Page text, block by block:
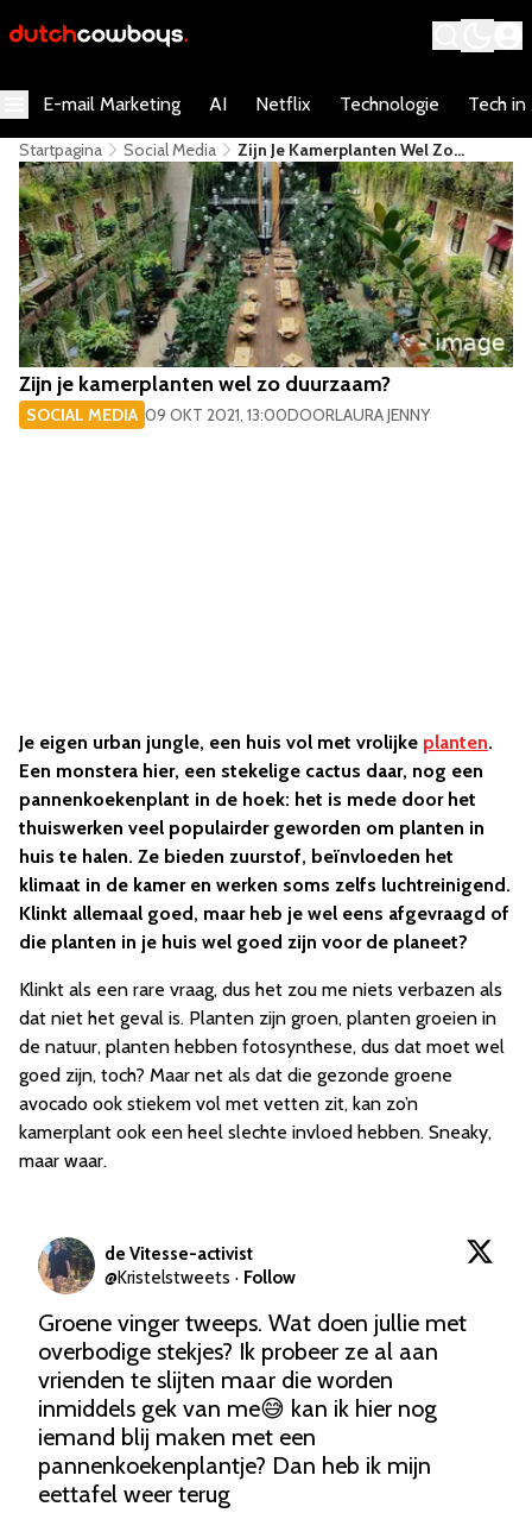
E-mail Marketing AI Netflix Technologie Tech in
Startpagina Social Media
Zijn Je Kamerplanten Wel Zo
Duurzaam?
Zijn je kamerplanten wel zo duurzaam?
SOCIAL MEDIA 09 OKT 2021, 13:00DOORLAURA JENNY
Je eigen urban jungle, een huis vol met vrolijke planten.
Een monstera hier, een stekelige cactus daar, nog een
pannenkoekenplant in de hoek: het is mede door het
thuiswerken veel populairder geworden om planten in
huis te halen. Ze bieden zuurstof, beïnvloeden het
klimaat in de kamer en werken soms zelfs luchtreinigend.
Klinkt allemaal goed, maar heb je wel eens afgevraagd of
die planten in je huis wel goed zijn voor de planeet?
Klinkt als een rare vraag, dus het zou me niets verbazen als
dat niet het geval is. Planten zijn groen, planten groeien in
de natuur, planten hebben fotosynthese, dus dat moet wel
goed zijn, toch? Maar net als dat die gezonde groene
avocado ook stiekem vol met vetten zit, kan zo’n
kamerplant ook een heel slechte invloed hebben. Sneaky,
maar waar.
de Vitesse-activist
@Kristelstweets · Follow
Groene vinger tweeps. Wat doen jullie met
overbodige stekjes? Ik probeer ze al aan
vrienden te slijten maar die worden
inmiddels gek van me😅 kan ik hier nog
iemand blij maken met een
pannenkoekenplantje? Dan heb ik mijn
eettafel weer terug